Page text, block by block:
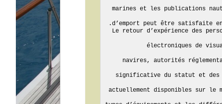
marines et les publications
Le retour d’expérience des
électroniques de
navires, autorités
significative du statut et des
actuellement disponibles sur